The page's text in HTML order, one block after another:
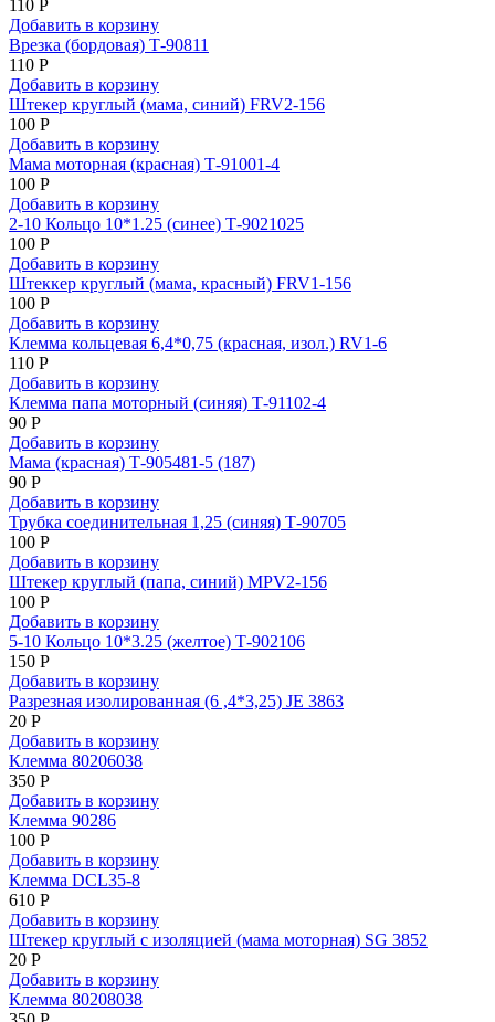
110 Р
Добавить в корзину
Врезка (бордовая) Т-90811
110 Р
Добавить в корзину
Штекер круглый (мама, синий) FRV2-156
100 Р
Добавить в корзину
Мама моторная (красная) Т-91001-4
100 Р
Добавить в корзину
2-10 Кольцо 10*1.25 (синее) Т-9021025
100 Р
Добавить в корзину
Штеккер круглый (мама, красный) FRV1-156
100 Р
Добавить в корзину
Клемма кольцевая 6,4*0,75 (красная, изол.) RV1-6
110 Р
Добавить в корзину
Клемма папа моторный (синяя) Т-91102-4
90 Р
Добавить в корзину
Мама (красная) Т-905481-5 (187)
90 Р
Добавить в корзину
Трубка соединительная 1,25 (синяя) Т-90705
100 Р
Добавить в корзину
Штекер круглый (папа, синий) MPV2-156
100 Р
Добавить в корзину
5-10 Кольцо 10*3.25 (желтое) Т-902106
150 Р
Добавить в корзину
Разрезная изолированная (6 ,4*3,25) JE 3863
20 Р
Добавить в корзину
Клемма 80206038
350 Р
Добавить в корзину
Клемма 90286
100 Р
Добавить в корзину
Клемма DCL35-8
610 Р
Добавить в корзину
Штекер круглый с изоляцией (мама моторная) SG 3852
20 Р
Добавить в корзину
Клемма 80208038